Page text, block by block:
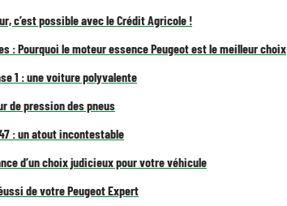
c’est possible avec le Crédit Agricole !
: Pourquoi le moteur essence Peugeot est le meilleur choix
1 : une voiture polyvalente
de pression des pneus
: un atout incontestable
d’un choix judicieux pour votre véhicule
de votre Peugeot Expert